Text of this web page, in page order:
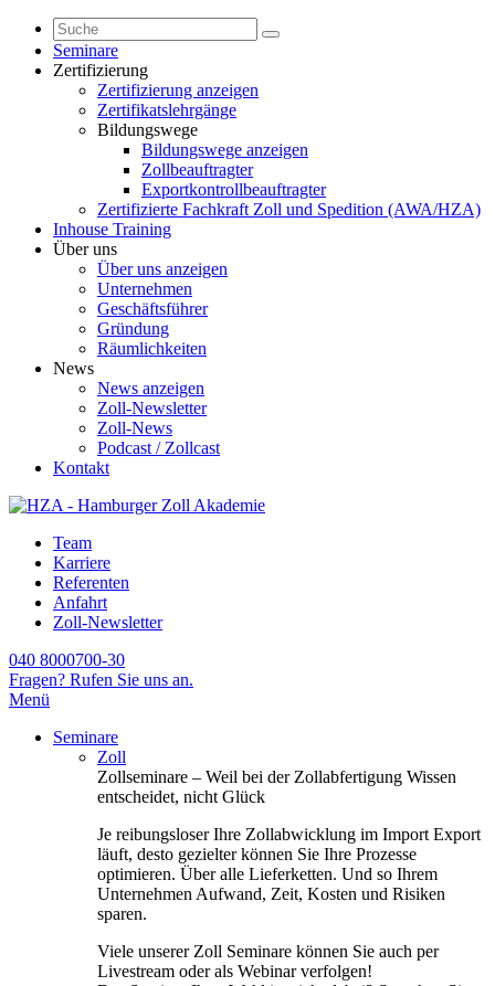
Seminare
Zertifizierung
Zertifizierung anzeigen
Zertifikatslehrgänge
Bildungswege
Bildungswege anzeigen
Zollbeauftragter
Exportkontrollbeauftragter
Zertifizierte Fachkraft Zoll und Spedition (AWA/HZA)
Inhouse Training
Über uns
Über uns anzeigen
Unternehmen
Geschäftsführer
Gründung
Räumlichkeiten
News
News anzeigen
Zoll-Newsletter
Zoll-News
Podcast / Zollcast
Kontakt
Team
Karriere
Referenten
Anfahrt
Zoll-Newsletter
040 8000700-30
Fragen? Rufen Sie uns an.
Menü
Seminare
Zoll
Zollseminare – Weil bei der Zollabfertigung Wissen
entscheidet, nicht Glück
Je reibungsloser Ihre Zollabwicklung im Import Export
läuft, desto gezielter können Sie Ihre Prozesse
optimieren. Über alle Lieferketten. Und so Ihrem
Unternehmen Aufwand, Zeit, Kosten und Risiken
sparen.
Viele unserer Zoll Seminare können Sie auch per
Livestream oder als Webinar verfolgen!